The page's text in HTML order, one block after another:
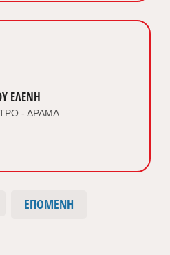
ΕΛΕΝΗ
- ΔΡΑΜΑ
ΕΠΌΜΕΝΗ